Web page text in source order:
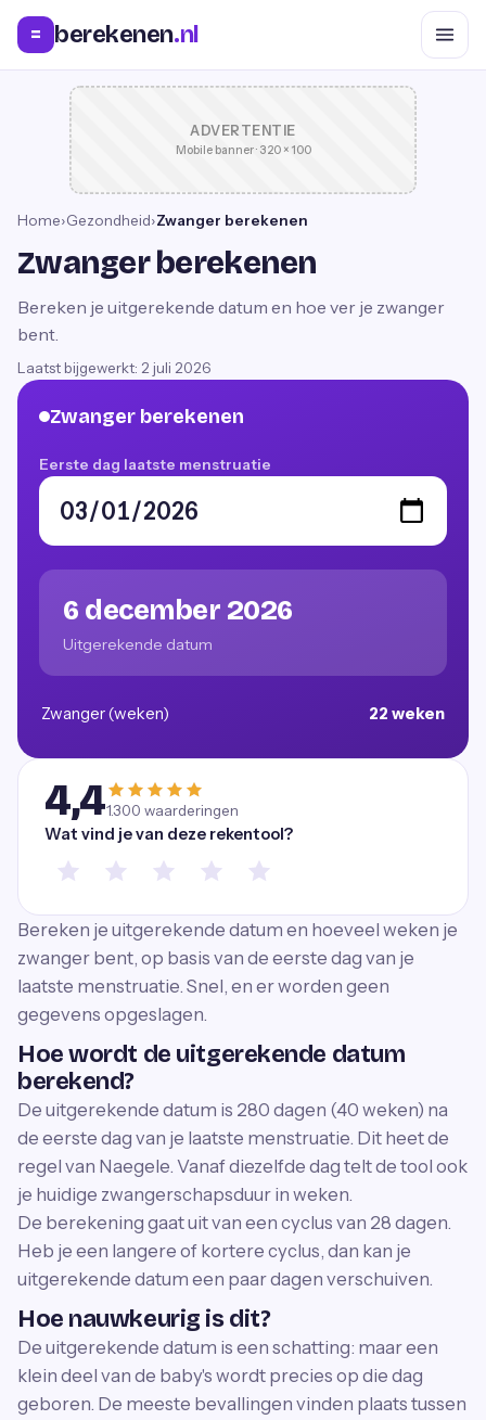
= berekenen.nl
ADVERTENTIE
Mobile banner · 320 × 100
Home›Gezondheid›Zwanger berekenen
Zwanger berekenen
Bereken je uitgerekende datum en hoe ver je zwanger
bent.
Laatst bijgewerkt: 2 juli 2026
Zwanger berekenen
Eerste dag laatste menstruatie
6 december 2026
Uitgerekende datum
Zwanger (weken) 22 weken
4,41.300 waarderingen
Wat vind je van deze rekentool?
Bereken je uitgerekende datum en hoeveel weken je
zwanger bent, op basis van de eerste dag van je
laatste menstruatie. Snel, en er worden geen
gegevens opgeslagen.
Hoe wordt de uitgerekende datum
berekend?
De uitgerekende datum is 280 dagen (40 weken) na
de eerste dag van je laatste menstruatie. Dit heet de
regel van Naegele. Vanaf diezelfde dag telt de tool ook
je huidige zwangerschapsduur in weken.
De berekening gaat uit van een cyclus van 28 dagen.
Heb je een langere of kortere cyclus, dan kan je
uitgerekende datum een paar dagen verschuiven.
Hoe nauwkeurig is dit?
De uitgerekende datum is een schatting: maar een
klein deel van de baby's wordt precies op die dag
geboren. De meeste bevallingen vinden plaats tussen